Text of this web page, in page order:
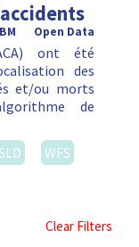
Open Data
ont été
des
et/ou morts
de
WFS
Clear Filters